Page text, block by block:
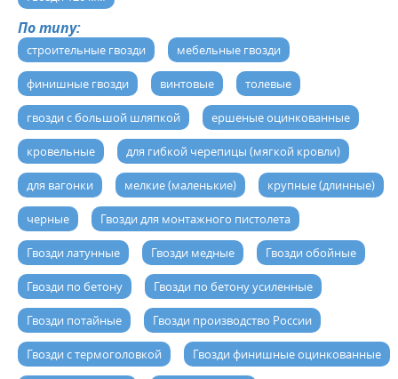
По типу:
cтроительные гвозди мебельные гвозди
финишные гвозди винтовые толевые
гвозди с большой шляпкой ершеные оцинкованные
кровельные для гибкой черепицы (мягкой кровли)
для вагонки мелкие (маленькие) крупные (длинные)
черные Гвозди для монтажного пистолета
Гвозди латунные Гвозди медные Гвозди обойные
Гвозди по бетону Гвозди по бетону усиленные
Гвозди потайные Гвозди производство России
Гвозди с термоголовкой Гвозди финишные оцинкованные